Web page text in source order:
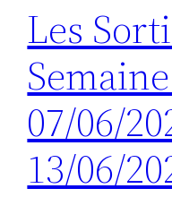
Les
07/06/
13/06/